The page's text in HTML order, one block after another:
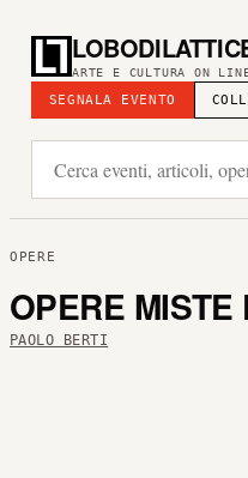
ARTE E CULTURA ON
SEGNALA EVENTO
OPERE
OPERE MISTE
PAOLO BERTI